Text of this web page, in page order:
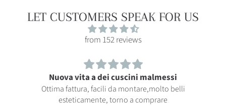
LET CUSTOMERS SPEAK FOR US
from 152 reviews
Nuova vita a dei cuscini malmessi
Ottima fattura, facili da montare,molto belli
esteticamente, torno a comprare